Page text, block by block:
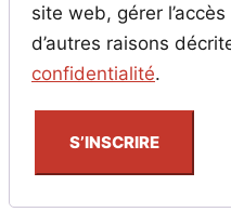
site web, gérer
d’autres raisons
confidentialité.
S’INSCRIRE